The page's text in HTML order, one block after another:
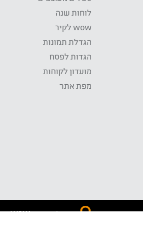
לוחות שנה
wow לקיר
הגדלת תמונות
הגדות לפסח
מועדון לקוחות
מפת אתר
התשלום באתר WOW מאובטח בטכנולוגית SSL